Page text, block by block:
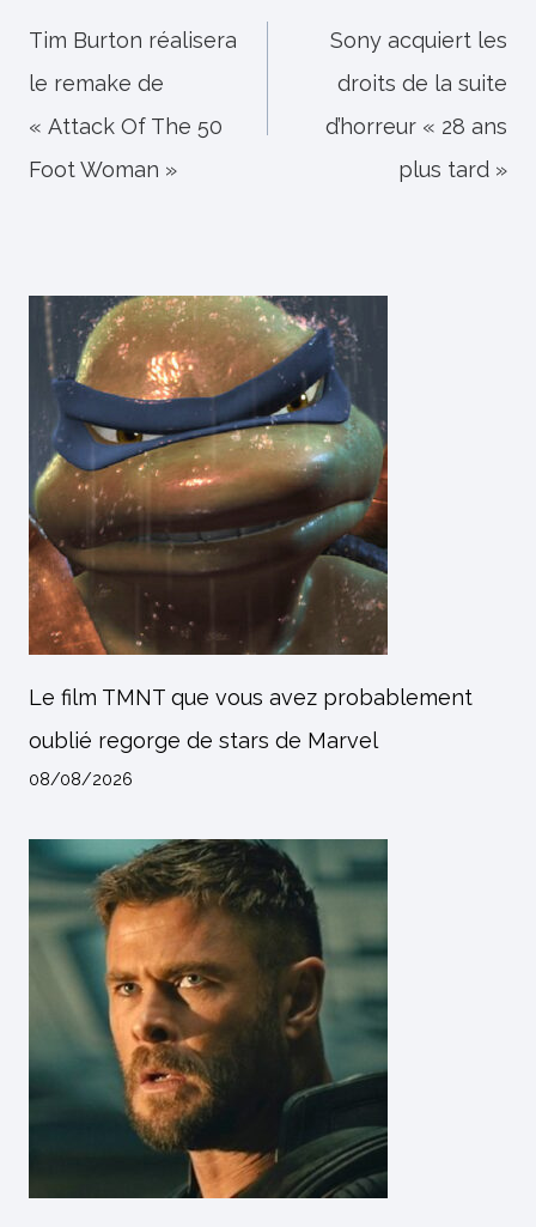
de
l’article
Tim Burton réalisera
le remake de
« Attack Of The 50
Foot Woman »
Sony acquiert les
droits de la suite
d’horreur « 28 ans
plus tard »
Le film TMNT que vous avez probablement
oublié regorge de stars de Marvel
08/08/2026